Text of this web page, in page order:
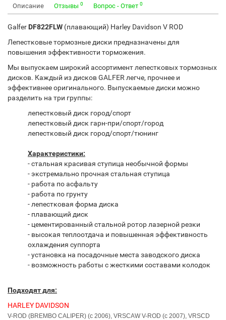
Описание Отзывы 0 Вопрос - Ответ 0
Galfer DF822FLW (плавающий) Harley Davidson V ROD
Лепестковые тормозные диски предназначены для
повышения эффективности торможения.
Мы выпускаем широкий ассортимент лепестковых тормозных
дисков. Каждый из дисков GALFER легче, прочнее и
эффективнее оригинального. Выпускаемые диски можно
разделить на три группы:
лепестковый диск город/спорт
лепестковый диск гарн-при/спорт/город
лепестковый диск город/спорт/тюнинг
Характеристики:
- стальная красивая ступица необычной формы
- экстремально прочная стальная ступица
- работа по асфальту
- работа по грунту
- лепестковая форма диска
- плавающий диск
- цементированный стальной ротор лазерной резки
- высокая теплоотдача и повышенная эффективность
охлаждения суппорта
- установка на посадочные места заводского диска
- возможность работы с жесткими составами колодок
Подходят для:
HARLEY DAVIDSON
V-ROD (BREMBO CALIPER) (c 2006), VRSCAW V-ROD (c 2007), VRSCD